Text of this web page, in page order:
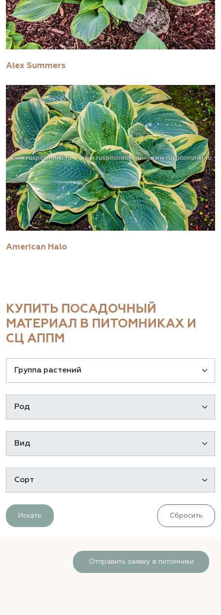
Alex Summers
American Halo
КУПИТЬ ПОСАДОЧНЫЙ
МАТЕРИАЛ В ПИТОМНИКАХ И
СЦ АППМ
Искать Сбросить
Отправить заявку в питомники